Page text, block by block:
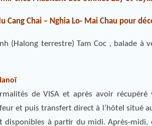
Cang Chai – Nghia Lo- Mai Chau pour
(Halong terrestre) Tam Coc , balade
de VISA et après avoir récupéré
et puis transfert direct à l’hôtel situé
disponibles à partir du midi. Après-midi,